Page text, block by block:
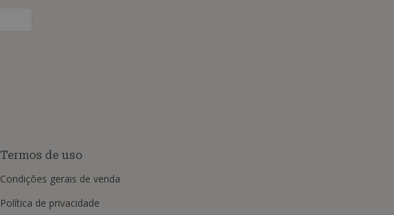
Termos de uso
Condições gerais de venda
Política de privacidade